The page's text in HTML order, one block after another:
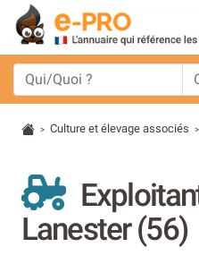
> Culture et élevage associés >
Lanester (56)